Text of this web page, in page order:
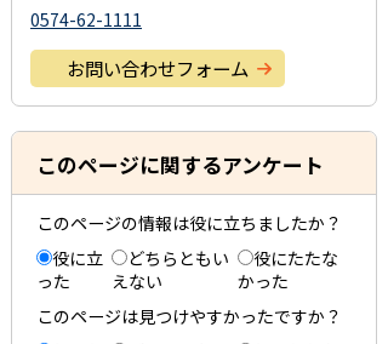
0574-62-1111
お問い合わせフォーム
このページに関するアンケート
このページの情報は役に立ちましたか？
役に立
った
どちらともい
えない
役にたたな
かった
このページは見つけやすかったですか？